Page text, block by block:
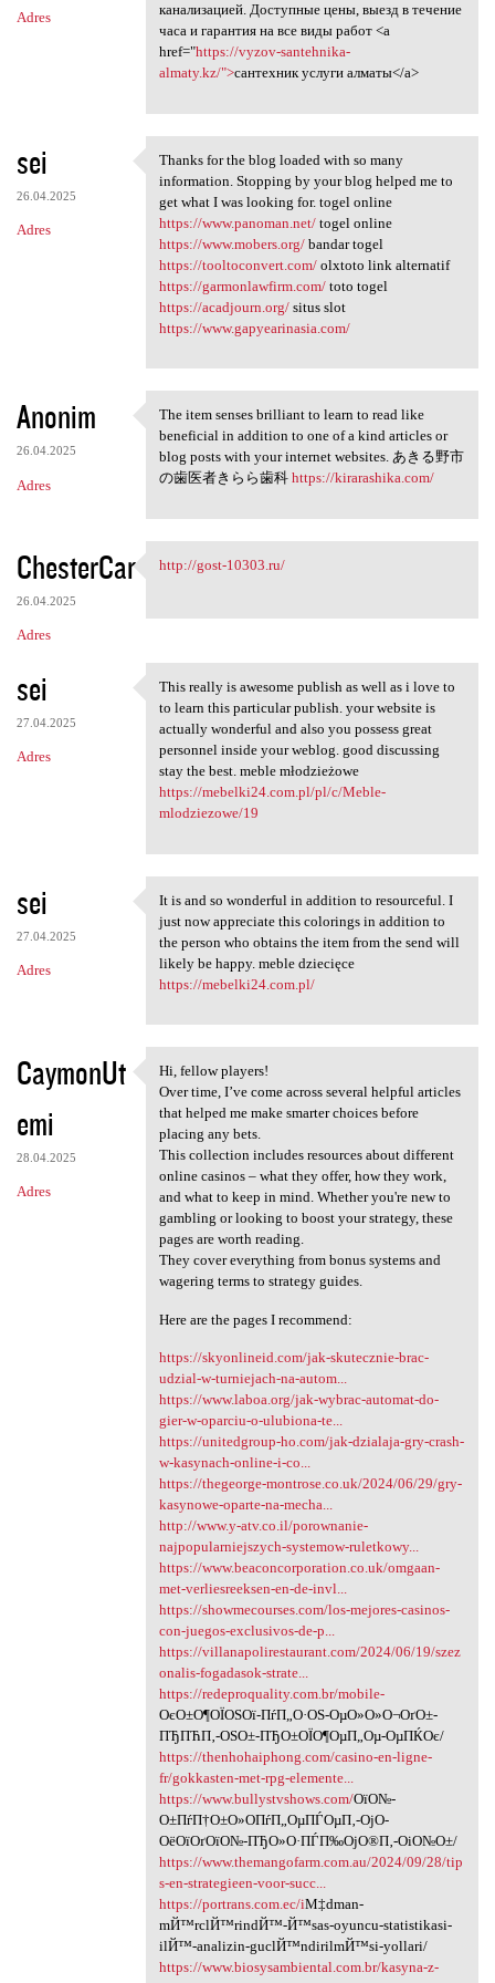
Adres
канализацией. Доступные цены, выезд в течение
часа и гарантия на все виды работ <a
href="https://vyzov-santehnika-
almaty.kz/">сантехник услуги алматы</a>
sei
26.04.2025
Adres
Thanks for the blog loaded
Thanks for the blog loaded with so many
information. Stopping by your blog helped me to
get what I was looking for. togel online
https://www.panoman.net/togel online
https://www.mobers.org/bandar togel
https://tooltoconvert.com/olxtoto link alternatif
https://garmonlawfirm.com/toto togel
https://acadjourn.org/situs slot
https://www.gapyearinasia.com/
Anonim
26.04.2025
Adres
The item senses brilliant to
The item senses brilliant to learn to read like
beneficial in addition to one of a kind articles or
blog posts with your internet websites. あきる野市
の歯医者きらら歯科 https://kirarashika.com/
ChesterCar
26.04.2025
Adres
http://gost-10303.ru/
http://gost-10303.ru/
sei
27.04.2025
Adres
This really is awesome
This really is awesome publish as well as i love to
to learn this particular publish. your website is
actually wonderful and also you possess great
personnel inside your weblog. good discussing
stay the best. meble młodzieżowe
https://mebelki24.com.pl/pl/c/Meble-
mlodziezowe/19
sei
27.04.2025
Adres
It is and so wonderful in
It is and so wonderful in addition to resourceful. I
just now appreciate this colorings in addition to
the person who obtains the item from the send will
likely be happy. meble dziecięce
https://mebelki24.com.pl/
CaymonUt
emi
28.04.2025
Adres
Hi, fellow players!
Hi, fellow players!
Over time, I’ve come across several helpful articles
that helped me make smarter choices before
placing any bets.
This collection includes resources about different
online casinos – what they offer, how they work,
and what to keep in mind. Whether you're new to
gambling or looking to boost your strategy, these
pages are worth reading.
They cover everything from bonus systems and
wagering terms to strategy guides.
Here are the pages I recommend:
https://skyonlineid.com/jak-skutecznie-brac-
udzial-w-turniejach-na-autom...
https://www.laboa.org/jak-wybrac-automat-do-
gier-w-oparciu-o-ulubiona-te...
https://unitedgroup-ho.com/jak-dzialaja-gry-crash-
w-kasynach-online-i-co...
https://thegeorge-montrose.co.uk/2024/06/29/gry-
kasynowe-oparte-na-mecha...
http://www.y-atv.co.il/porownanie-
najpopularniejszych-systemow-ruletkowy...
https://www.beaconcorporation.co.uk/omgaan-
met-verliesreeksen-en-de-invl...
https://showmecourses.com/los-mejores-casinos-
con-juegos-exclusivos-de-p...
https://villanapolirestaurant.com/2024/06/19/szez
onalis-fogadasok-strate...
https://redeproquality.com.br/mobile-
ОєО±О¶ОЇОЅОї-ПѓП„О·ОЅ-ОµО»О»О¬ОґО±-
ПЂПЋП‚-ОЅО±-ПЂО±ОЇО¶ОµП„Оµ-ОµПЌОє/
https://thenhohaiphong.com/casino-en-ligne-
fr/gokkasten-met-rpg-elemente...
https://www.bullystvshows.com/ОїО№-
О±ПѓП†О±О»О­ПѓП„ОµПЃОµП‚-ОјО­
ОёОїОґОїО№-ПЂО»О·ПЃП‰ОјО®П‚-ОіО№О±/
https://www.themangofarm.com.au/2024/09/28/tip
s-en-strategieen-voor-succ...
https://portrans.com.ec/iМ‡dman-
mЙ™rclЙ™rindЙ™-Й™sas-oyuncu-statistikasi-
ilЙ™-analizin-guclЙ™ndirilmЙ™si-yollari/
https://www.biosysambiental.com.br/kasyna-z-